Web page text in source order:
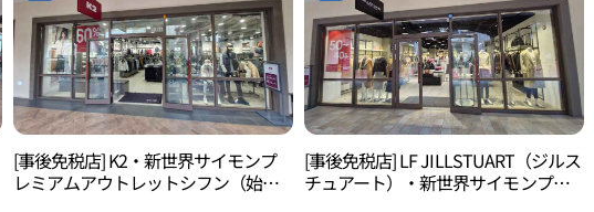
[事後免税店] K2・新世界サイモンプ
レミアムアウトレットシフン（始
[事後免税店] LF JILLSTUART（ジルス
チュアート）・新世界サイモンプレ